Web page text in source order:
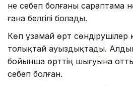
не себеп болғаны сараптама
ғана белгілі болады.
Көп ұзамай өрт
толықтай ауыздықтады.
бойынша өрттің шығуына
себеп болған.